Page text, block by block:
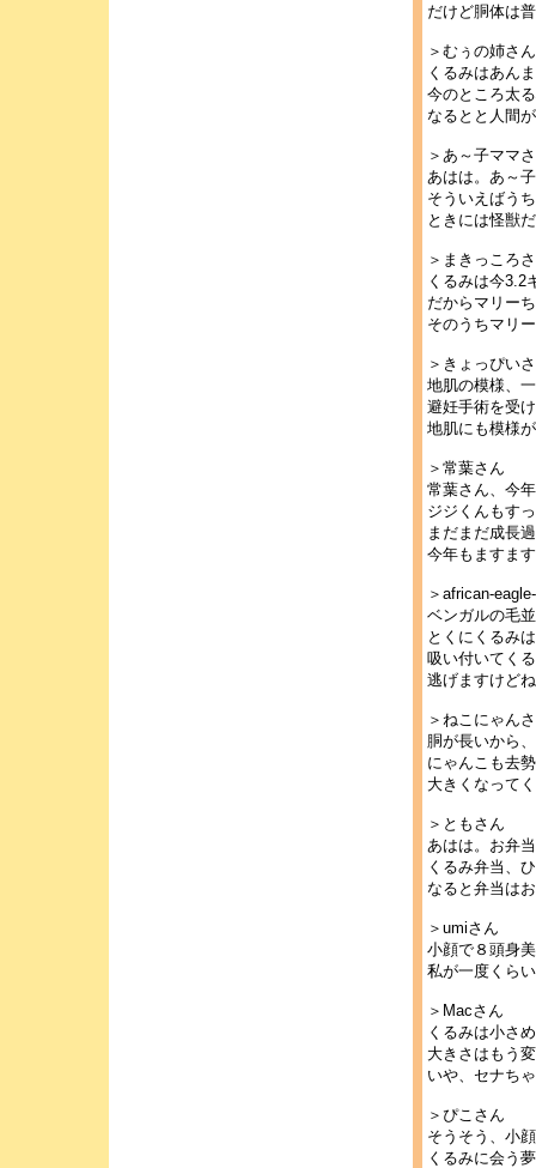
だけど胴体は
＞むぅの姉さん
くるみはあん
今のところ太
なるとと人間
＞あ～子ママ
あはは。あ～
そういえばう
ときには怪獣
＞まきっころ
くるみは今3.2
だからマリー
そのうちマリ
＞きょっぴい
地肌の模様、
避妊手術を受
地肌にも模様
＞常葉さん
常葉さん、今
ジジくんもす
まだまだ成長
今年もますま
＞african-
ベンガルの毛
とくにくるみ
吸い付いてく
逃げますけど
＞ねこにゃん
胴が長いから
にゃんこも去
大きくなって
＞ともさん
あはは。お弁
くるみ弁当、
なると弁当は
＞umiさん
小顔で８頭身
私が一度くら
＞Macさん
くるみは小さ
大きさはもう
いや、セナち
＞ぴこさん
そうそう、小
くるみに会う